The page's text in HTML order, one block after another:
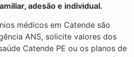
adesão e individual.
médicos em Catende são
ANS, solicite valores dos
Catende PE ou os planos de